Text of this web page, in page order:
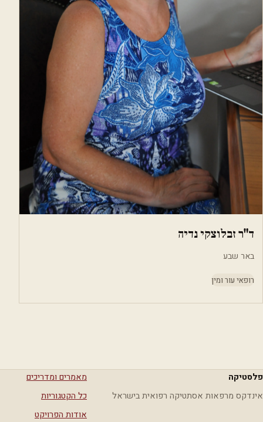
ד"ר זבלוצקי נדיה
באר שבע
רופאי עור ומין
פלסטיקה
אינדקס מרפאות אסתטיקה רפואית בישראל
מאמרים ומדריכים
כל הקטגוריות
אודות הפרויקט